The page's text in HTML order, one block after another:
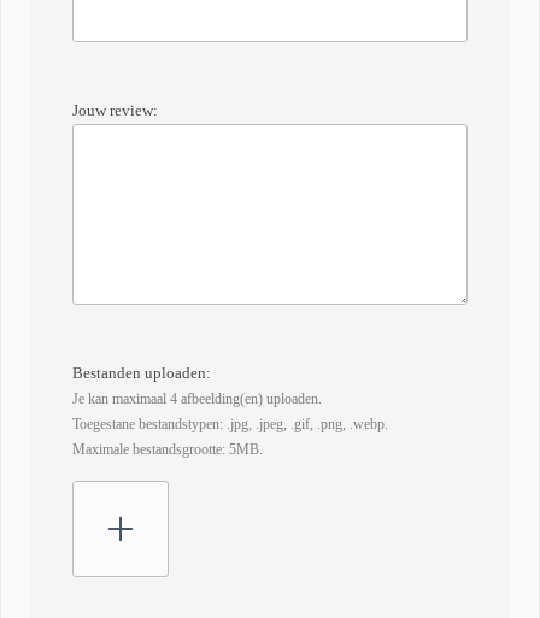
Jouw review:
Bestanden uploaden:
Je kan maximaal 4 afbeelding(en) uploaden.
Toegestane bestandstypen: .jpg, .jpeg, .gif, .png, .webp.
Maximale bestandsgrootte: 5MB.